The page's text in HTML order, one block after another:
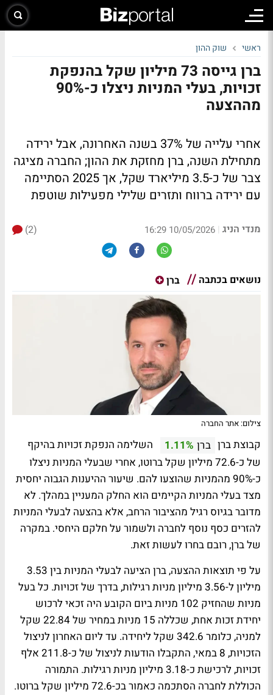
ראשי שוק ההון
ברן גייסה 73 מיליון שקל בהנפקת
זכויות, בעלי המניות ניצלו כ-90%
מההצעה
אחרי עלייה של 37% בשנה האחרונה, אבל ירידה
מתחילת השנה, ברן מחזקת את ההון; החברה מציגה
צבר של כ-3.5 מיליארד שקל, אך 2025 הסתיימה
עם ירידה ברווח ותזרים שלילי מפעילות שוטפת
מנדי הניג |
10/05/2026 16:29
(2)
נושאים בכתבה ברן
צילום: אתר החברה
קבוצת ברן ברן 1.11%
השלימה הנפקת זכויות בהיקף
של כ-72.6 מיליון שקל ברוטו, אחרי שבעלי המניות ניצלו
כ-90% מהמניות שהוצעו להם. שיעור ההיענות הגבוה יחסית
מצד בעלי המניות הקיימים הוא החלק המעניין במהלך. לא
מדובר בגיוס רגיל מהציבור הרחב, אלא בהצעה לבעלי המניות
להזרים כסף נוסף לחברה ולשמור על חלקם היחסי. במקרה
של ברן, רובם בחרו לעשות זאת.
על פי תוצאות ההצעה, ברן הציעה לבעלי המניות בין 3.53
מיליון ל-3.56 מיליון מניות רגילות, בדרך של זכויות. כל בעל
מניות שהחזיק 102 מניות ביום הקובע היה זכאי לרכוש
יחידת זכות אחת, שכללה 15 מניות במחיר של 22.84 שקל
למניה, כלומר 342.6 שקל ליחידה. עד ליום האחרון לניצול
הזכויות, 8 במאי, התקבלו הודעות לניצול של כ-211.8 אלף
זכויות, לרכישת כ-3.18 מיליון מניות רגילות. התמורה
הכוללת לחברה הסתכמה כאמור בכ-72.6 מיליון שקל ברוטו.